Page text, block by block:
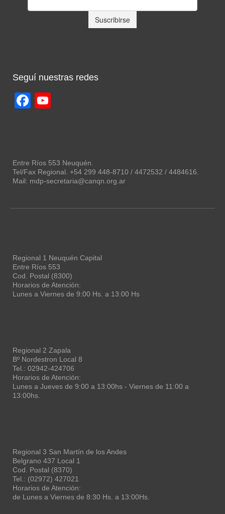
Seguí nuestras redes
Facebook
Entre Ríos 553 Neuquén.
Tel/Fax Regional. +54 299 448-8710 / 4472532 / 4484616.
Mail: mdp-secretaria@canqn.org.ar
Regional 1 Neuquén Capital
Entre Ríos 553
Cod. Postal (8300)
Horarios de Atención:
Lunes a Viernes de 9:00 Hs. a 13:00 Hs
Regional 2 Zapala
Bº Nordestron Local 8
Tel.: 02942-424706
Horarios de Atención:
Lunes a Jueves de 9:00 a 13:00hs - Viernes de 11:00 a
13:00hs.
Regional 3 San Martín de los Andes
Belgrano 437 Local 1
Cod. Postal (8370)
Tel.: (02972) 427021
Horarios de Atención:
de Lunes a Viernes de 8:30 Hs. a 13:00Hs.